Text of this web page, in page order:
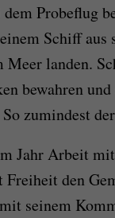
Probeflug
Schiff
Meer landen.
bewahren
zumindest
Jahr Arbeit
den
seinem